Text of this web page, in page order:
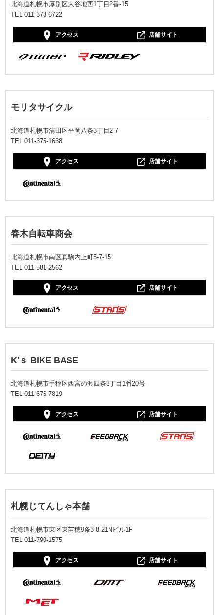
北海道札幌市厚別区大谷地西1丁目2番-15
TEL 011-378-6722
アクセス 店舗サイト
モリタサイクル
北海道札幌市清田区平岡八条3丁目2-7
TEL 011-375-1638
アクセス 店舗サイト
春木自転車商会
北海道札幌市南区真駒内上町5-7-15
TEL 011-581-2562
アクセス 店舗サイト
K'ｓ BIKE BASE
北海道札幌市手稲区西宮の沢四条3丁目1番20号
TEL 011-676-7819
アクセス 店舗サイト
札幌じてんしゃ本舗
北海道札幌市東区東苗穂9条3-8-21Nビル1F
TEL 011-790-1575
アクセス 店舗サイト